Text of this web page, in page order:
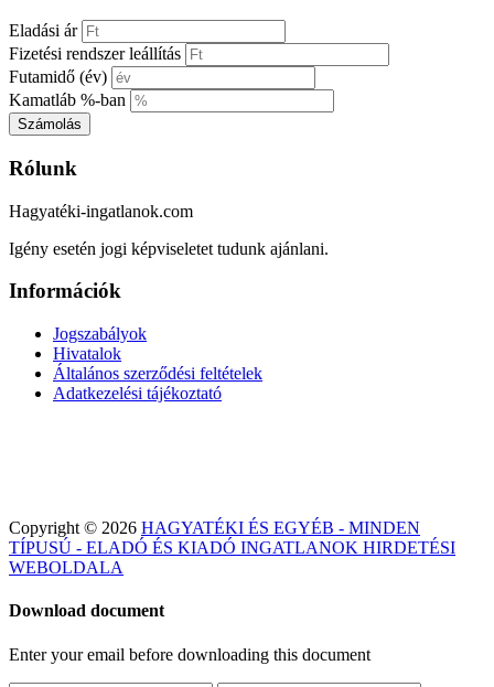
Eladási ár
Fizetési rendszer leállítás
Futamidő (év)
Kamatláb %-ban
Számolás
Rólunk
Hagyatéki-ingatlanok.com
Igény esetén jogi képviseletet tudunk ajánlani.
Információk
Jogszabályok
Hivatalok
Általános szerződési feltételek
Adatkezelési tájékoztató
Copyright © 2026 HAGYATÉKI ÉS EGYÉB - MINDEN
TÍPUSÚ - ELADÓ ÉS KIADÓ INGATLANOK HIRDETÉSI
WEBOLDALA
Download document
Enter your email before downloading this document